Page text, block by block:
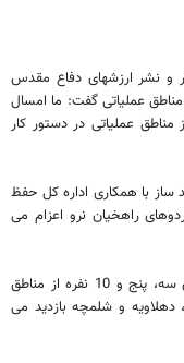
و نشر ارزشهای دفاع مقدس
عملیاتی گفت: ما امسال
عملیاتی در دستور کار
نفر عکاس و مستند ساز با همکاری اداره کل حفظ
راهخیان نرو اعزام می
وی ادامه داد: این تعداد هنرمند در قالب گروه های سه، پنج و 10 نفره از مناطق
دهلاویه و شلمچه بازدید می